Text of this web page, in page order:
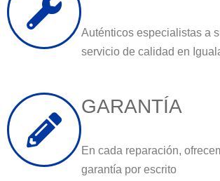
Auténticos especialistas a
servicio de calidad en
GARANTÍA
En cada reparación,
garantía por escrito